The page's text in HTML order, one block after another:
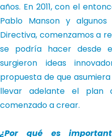
años. En 2011, con el
Pablo Manson y
Directiva, comenzamos a
se podría hacer desde
surgieron ideas
propuesta de que
llevar adelante el plan
comenzado a crear.
¿Por qué es